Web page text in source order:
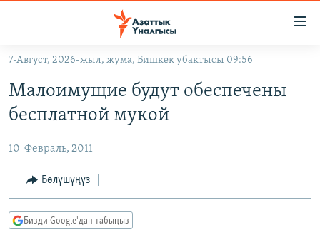
Навигацияга
өтүңүз
Издөөгө
салыңыз
КЫРГЫЗСТАН
САЯСАТ
ЭКОНОМИКА
ДҮЙНӨ
БОРБОР АЗИЯ
УКРАИНА
АТАЙЫН ИЛИКТӨӨ
БҮГҮН АЗАТТЫКТА
ПОДКАСТ
7-Август, 2026-жыл, жума, Бишкек убактысы 09:56
Малоимущие будут обеспечены
бесплатной мукой
10-Февраль, 2011
Бөлүшүңүз
Бизди Google'дан табыңыз